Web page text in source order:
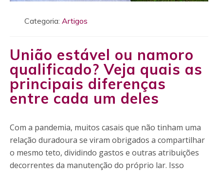
Categoria: Artigos
União estável ou namoro
qualificado? Veja quais as
principais diferenças
entre cada um deles
Com a pandemia, muitos casais que não tinham uma
relação duradoura se viram obrigados a compartilhar
o mesmo teto, dividindo gastos e outras atribuições
decorrentes da manutenção do próprio lar. Isso